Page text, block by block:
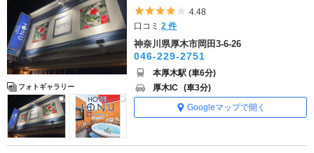
フォトギャラリー
5つ星のうち4
4.48
口コミ2 件
神奈川県厚木市岡田3-6-26
046-229-2751
本厚木駅 (車6分)
厚木IC (車3分)
Googleマップで開く